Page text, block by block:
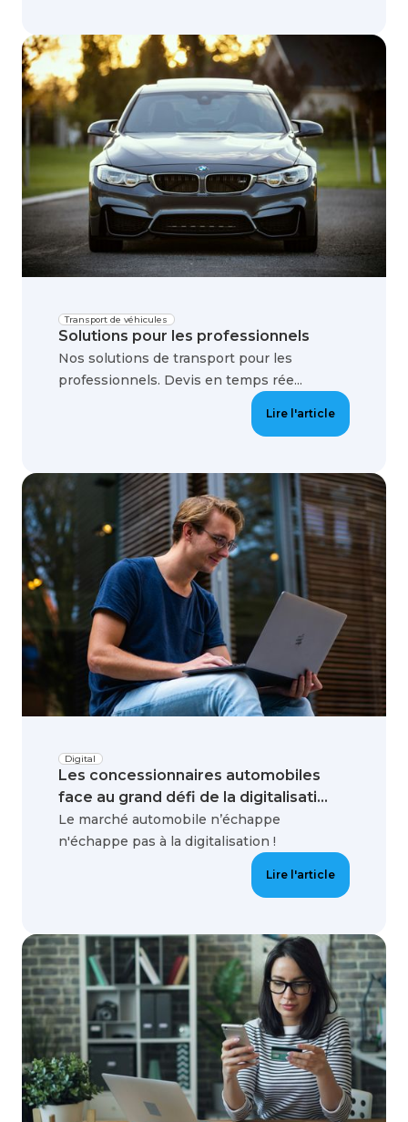
Transport de véhicules
Solutions pour les professionnels
Nos solutions de transport pour les
professionnels. Devis en temps rée...
Lire l'article
Digital
Les concessionnaires automobiles
face au grand défi de la digitalisati...
Le marché automobile n’échappe
n'échappe pas à la digitalisation !
Lire l'article